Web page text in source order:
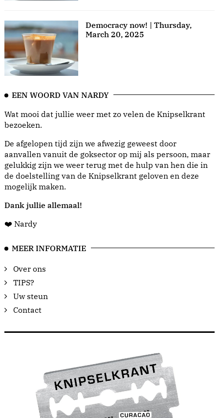
Democracy now! | Thursday,
March 20, 2025
EEN WOORD VAN NARDY
Wat mooi dat jullie weer met zo velen de Knipselkrant
bezoeken.
De afgelopen tijd zijn we afwezig geweest door
aanvallen vanuit de goksector op mij als persoon, maar
gelukkig zijn we weer terug met de hulp van hen die in
de doelstelling van de Knipselkrant geloven en deze
mogelijk maken.
Dank jullie allemaal!
❤️ Nardy
MEER INFORMATIE
Over ons
TIPS?
Uw steun
Contact